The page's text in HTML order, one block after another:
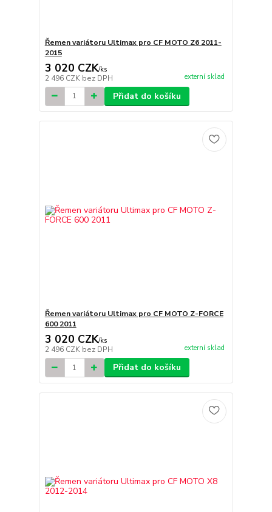
Řemen variátoru Ultimax pro CF MOTO Z6 2011-
2015
3 020 CZK/ks
2 496 CZK bez DPH externí sklad
Přidat do košíku
Řemen variátoru Ultimax pro CF MOTO Z-FORCE
600 2011
3 020 CZK/ks
2 496 CZK bez DPH externí sklad
Přidat do košíku